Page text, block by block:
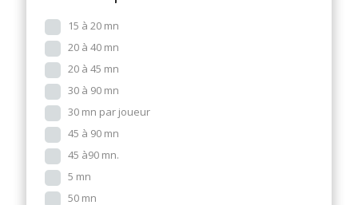
15 à 20 mn
20 à 40 mn
20 à 45 mn
30 à 90 mn
30 mn par joueur
45 à 90 mn
45 à90 mn.
5 mn
50 mn